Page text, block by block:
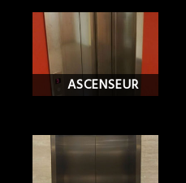
ASCENSEUR